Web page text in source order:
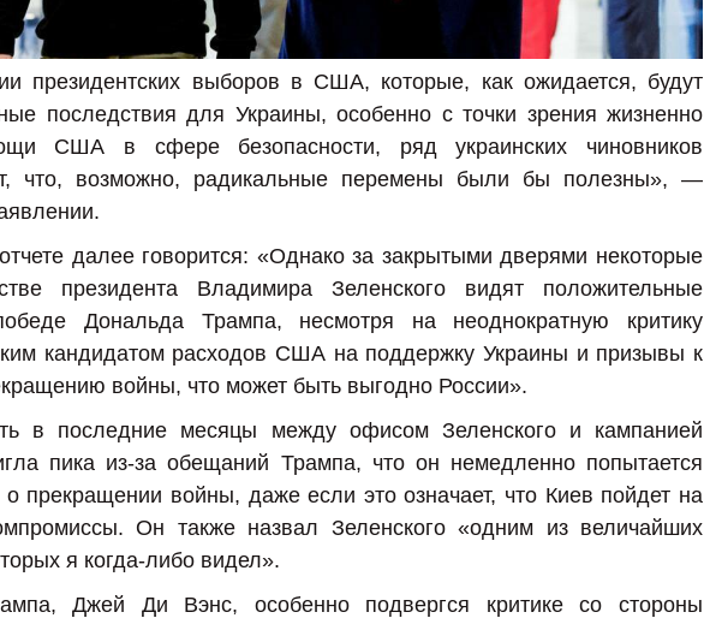
президентских выборов в США, которые, как ожидается, будут
последствия для Украины, особенно с точки зрения жизненно
США в сфере безопасности, ряд украинских чиновников
что, возможно, радикальные перемены были бы полезны», —
далее говорится: «Однако за закрытыми дверями некоторые
президента Владимира Зеленского видят положительные
Дональда Трампа, несмотря на неоднократную критику
кандидатом расходов США на поддержку Украины и призывы к
войны, что может быть выгодно России».
в последние месяцы между офисом Зеленского и кампанией
пика из-за обещаний Трампа, что он немедленно попытается
о прекращении войны, даже если это означает, что Киев пойдет на
Он также назвал Зеленского «одним из величайших
я когда-либо видел».
Джей Ди Вэнс, особенно подвергся критике со стороны